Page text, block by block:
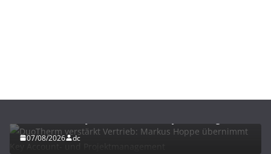
07/08/2026 dc